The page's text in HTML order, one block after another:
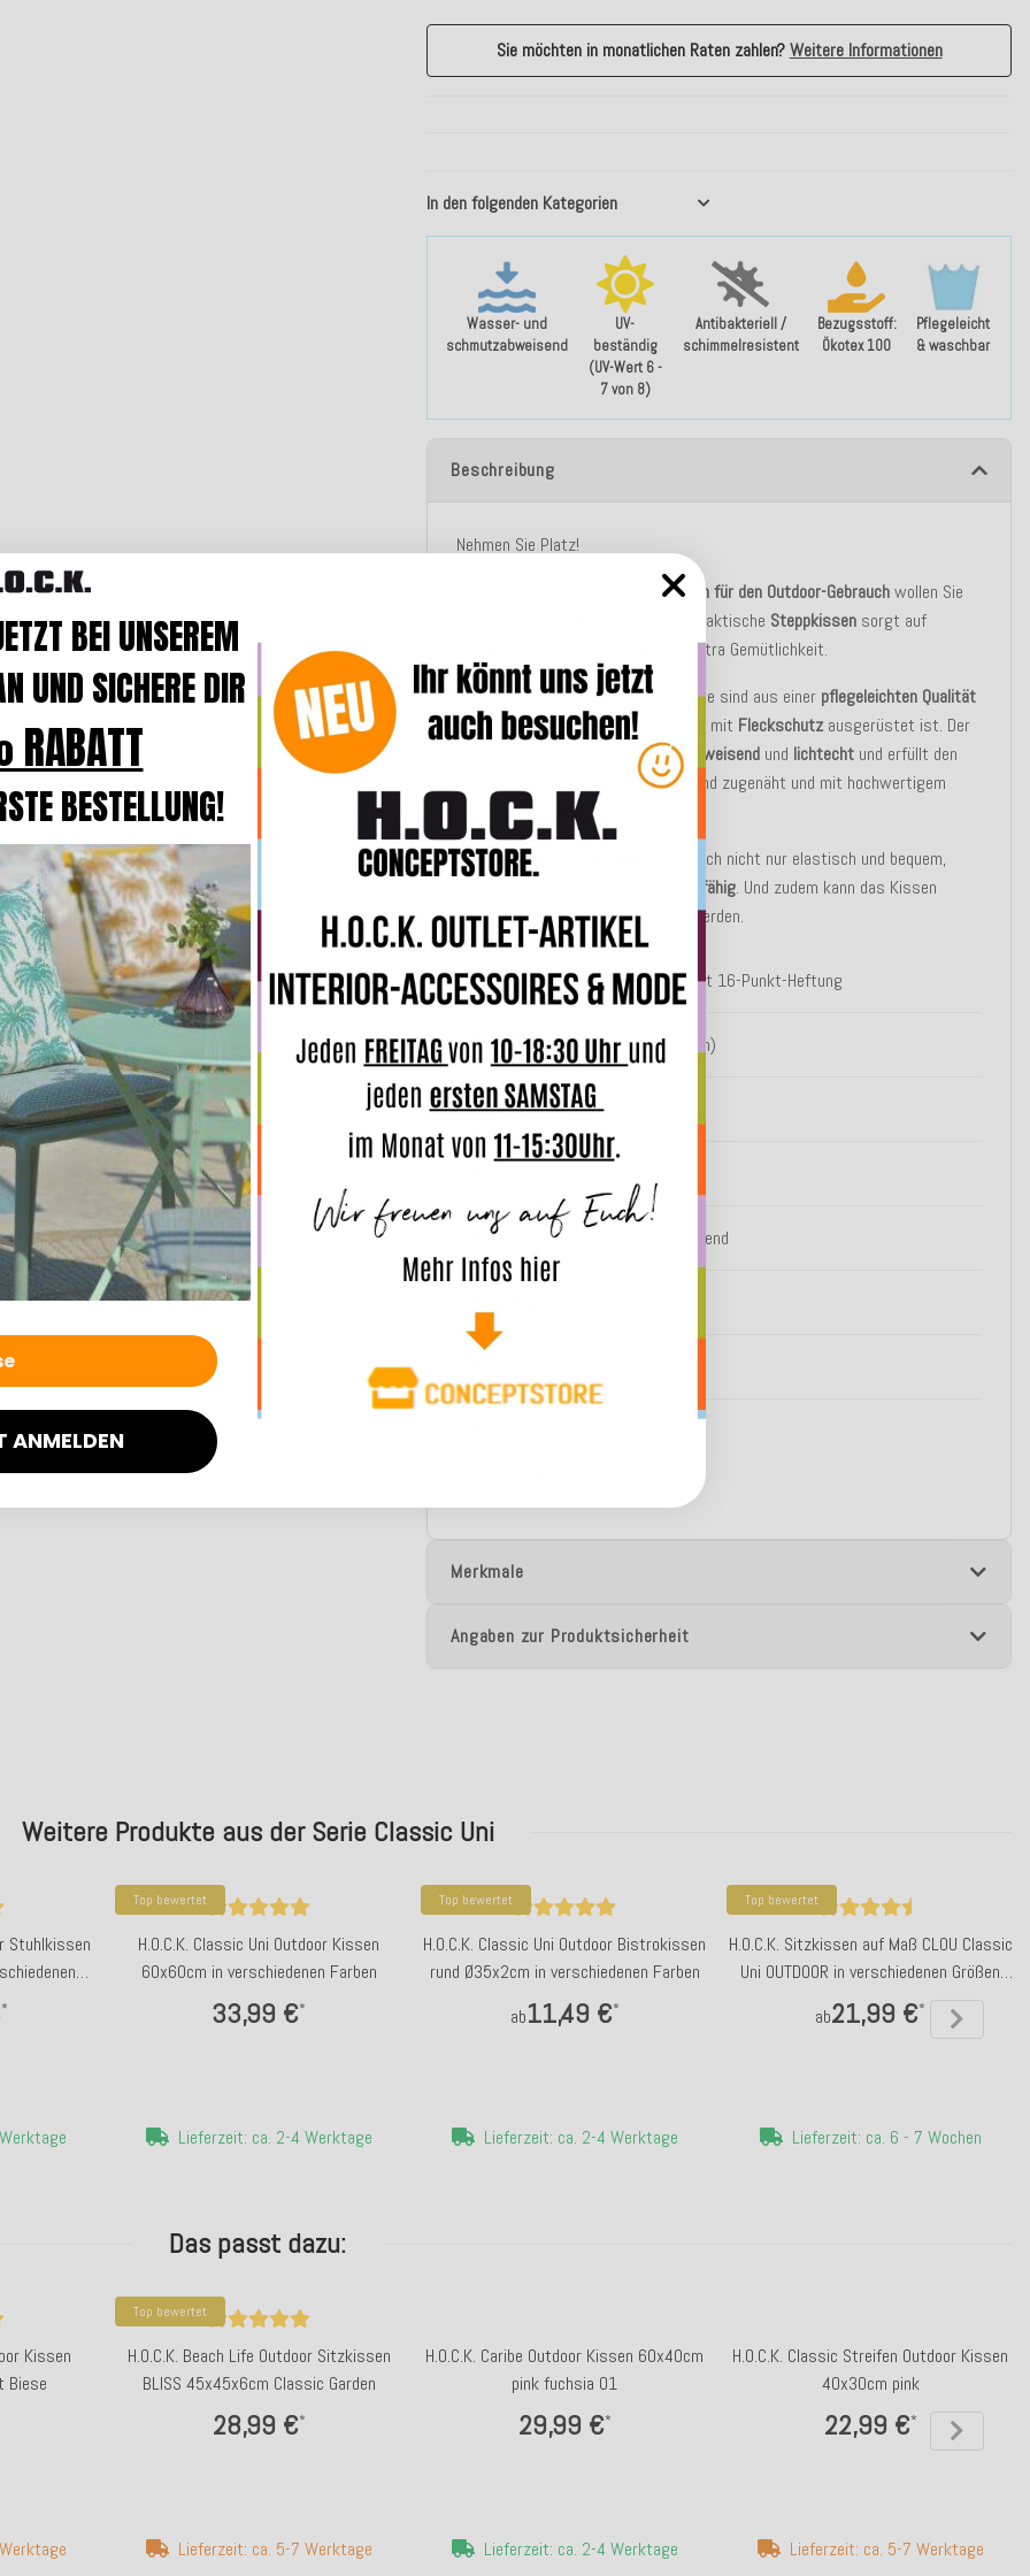
Wasser- und
schmutzabweisend
UV-
beständig
(UV-Wert 6 -
7 von 8)
Antibakteriell /
schimmelresistent
Bezugsstoff:
Ökotex 100
Pflegeleicht
& waschbar
In den folgenden Kategorien
Sie möchten in monatlichen Raten zahlen?Weitere Informationen
Beschreibung
Nehmen Sie Platz!
Stuhlkissen für den Outdoor-Gebrauchwollen Sie
gar nicht mehr aufstehen. Dieses praktische Steppkissen sorgt auf
für extra Gemütlichkeit.
Alle Stuhlkissen derClassic Uni- Serie sind aus einer pflegeleichten Qualität
aus 100% Polyacryl (Dralon), welche mit Fleckschutz ausgerüstet ist. Der
wasserabweisend und lichtecht und erfüllt den
Ökotex Standard 100. Die Kissen sind zugenäht und mit hochwertigem
PES-Vlies gefüllt.
Diegesteppten Sitzkissen
sind jedoch nicht nur elastisch und bequem,
strapazierfähig. Und zudem kann das Kissen
komplett bei 30 Grad gewaschen
werden.
komfortables Steppkissen mit 16-Punkt-Heftung
Bezug: 100% Polyacryl (Dralon)
zugenäht
wasser- und schmutzabweisend
Merkmale
Angaben zur Produktsicherheit
Weitere Produkte aus der Serie Classic Uni
Stuhlkissen
*
Top bewertet
H.O.C.K. Classic Uni Outdoor Kissen
60x60cm in verschiedenen Farben
33,99 €*
Lieferzeit: ca. 2-4 Werktage
Top bewertet
H.O.C.K. Classic Uni Outdoor Bistrokissen
rund Ø35x2cm in verschiedenen Farben
ab11,49 €*
Lieferzeit: ca. 2-4 Werktage
Top bewertet
H.O.C.K. Sitzkissen auf Maß CLOU Classic
Uni OUTDOOR in verschiedenen Größen
und Farben
ab21,99 €*
Lieferzeit: ca. 6 - 7 Wochen
Das passt dazu:
Kissen
Biese
Top bewertet
H.O.C.K. Beach Life Outdoor Sitzkissen
BLISS 45x45x6cm Classic Garden
28,99 €*
Lieferzeit: ca. 5-7 Werktage
H.O.C.K. Caribe Outdoor Kissen 60x40cm
pink fuchsia 01
29,99 €*
Lieferzeit: ca. 2-4 Werktage
H.O.C.K. Classic Streifen Outdoor Kissen
40x30cm pink
22,99 €*
Lieferzeit: ca. 5-7 Werktage
BEI UNSEREM
UND SICHERE DIR
BESTELLUNG!
ANMELDEN